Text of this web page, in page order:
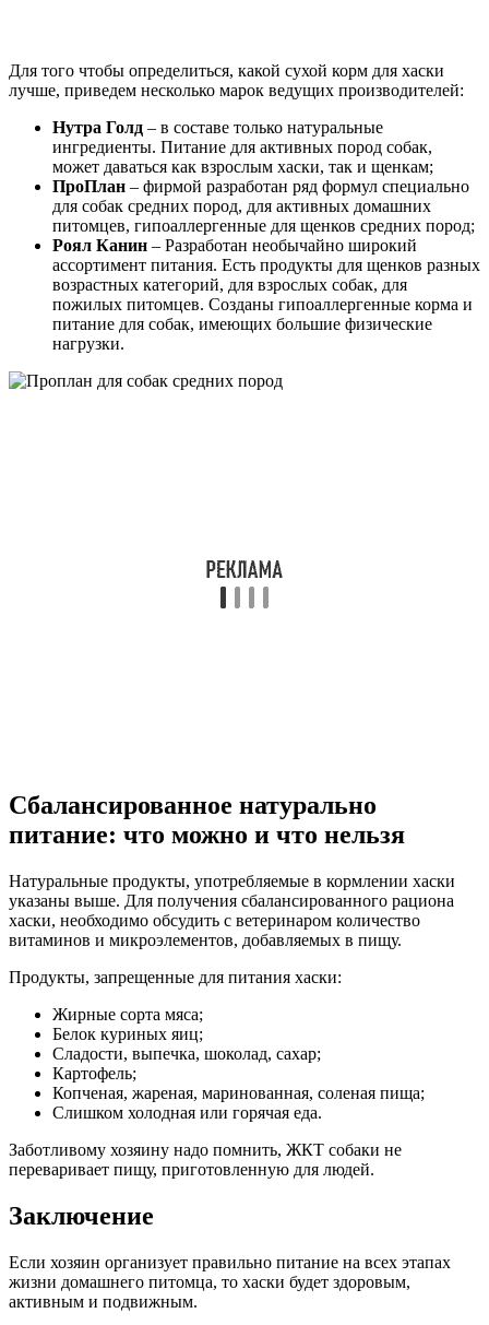
Для того чтобы определиться, какой сухой корм для хаски
лучше, приведем несколько марок ведущих производителей:
Нутра Голд – в составе только натуральные
ингредиенты. Питание для активных пород собак,
может даваться как взрослым хаски, так и щенкам;
ПроПлан – фирмой разработан ряд формул специально
для собак средних пород, для активных домашних
питомцев, гипоаллергенные для щенков средних пород;
Роял Канин – Разработан необычайно широкий
ассортимент питания. Есть продукты для щенков разных
возрастных категорий, для взрослых собак, для
пожилых питомцев. Созданы гипоаллергенные корма и
питание для собак, имеющих большие физические
нагрузки.
Сбалансированное натурально
питание: что можно и что нельзя
Натуральные продукты, употребляемые в кормлении хаски
указаны выше. Для получения сбалансированного рациона
хаски, необходимо обсудить с ветеринаром количество
витаминов и микроэлементов, добавляемых в пищу.
Продукты, запрещенные для питания хаски:
Жирные сорта мяса;
Белок куриных яиц;
Сладости, выпечка, шоколад, сахар;
Картофель;
Копченая, жареная, маринованная, соленая пища;
Слишком холодная или горячая еда.
Заботливому хозяину надо помнить, ЖКТ собаки не
переваривает пищу, приготовленную для людей.
Заключение
Если хозяин организует правильно питание на всех этапах
жизни домашнего питомца, то хаски будет здоровым,
активным и подвижным.